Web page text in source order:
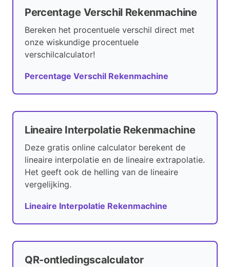
Percentage Verschil Rekenmachine
Bereken het procentuele verschil direct met
onze wiskundige procentuele
verschilcalculator!
Percentage Verschil Rekenmachine
Lineaire Interpolatie Rekenmachine
Deze gratis online calculator berekent de
lineaire interpolatie en de lineaire extrapolatie.
Het geeft ook de helling van de lineaire
vergelijking.
Lineaire Interpolatie Rekenmachine
QR-ontledingscalculator